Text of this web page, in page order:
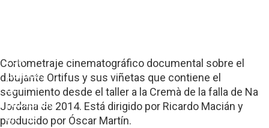
con
políticas
de
privacidad
ajenas
Cortometraje cinematográfico documental sobre el
dibujante Ortifus y sus viñetas que contiene el
seguimiento desde el taller a la Cremà de la falla de Na
Jordana de 2014. Está dirigido por Ricardo Macián y
producido por Óscar Martín.